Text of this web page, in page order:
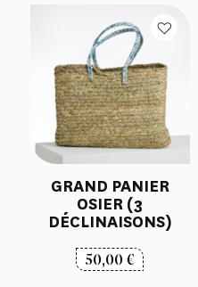
GRAND PANIER
OSIER (3
DÉCLINAISONS)
50,00€